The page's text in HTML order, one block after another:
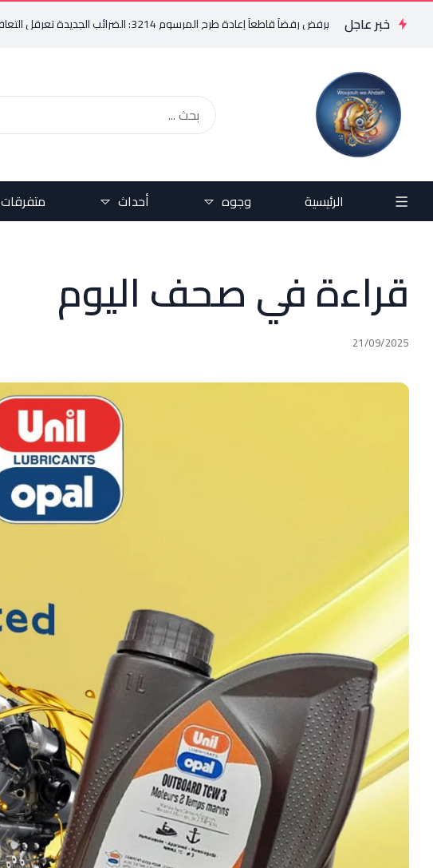
خبر عاجل
البستاني يرفض رفضاً قاطعاً إعادة طرح المرسوم 3214: الضرائب الجديدة تعرقل التعافي الاقتصادي وتناقض مبدأ الشراكة
الرئيسية وجوه أحداث متفرقات
قراءة في صحف اليوم
21/09/2025